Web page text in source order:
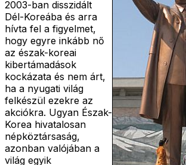
2003-ban disszidált
Dél-Koreába és arra
hívta fel a figyelmet,
hogy egyre inkább nő
az észak-koreai
kibertámadások
kockázata és nem árt,
ha a nyugati világ
felkészül ezekre az
akciókra. Ugyan Észak-
Korea hivatalosan
népköztársaság,
azonban valójában a
világ egyik